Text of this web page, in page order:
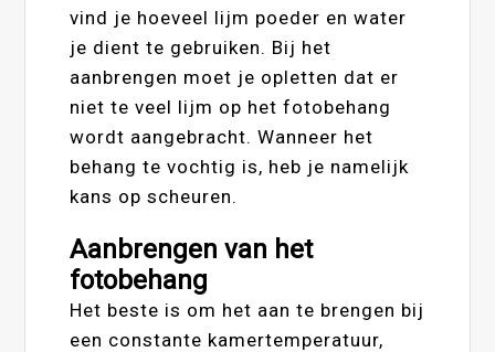
vind je hoeveel lijm poeder en water
je dient te gebruiken. Bij het
aanbrengen moet je opletten dat er
niet te veel lijm op het fotobehang
wordt aangebracht. Wanneer het
behang te vochtig is, heb je namelijk
kans op scheuren.
Aanbrengen van het
fotobehang
Het beste is om het aan te brengen bij
een constante kamertemperatuur,